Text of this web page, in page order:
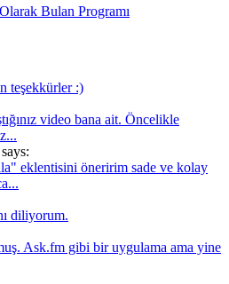
Bulan Programı
teşekkürler :)
video bana ait. Öncelikle
eklentisini öneririm sade ve kolay
diliyorum.
Ask.fm gibi bir uygulama ama yine